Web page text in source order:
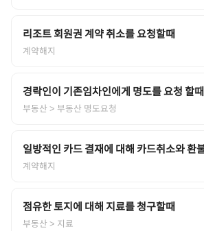
리조트 회원권 계약 취소를 요청할때
계약해지
경락인이 기존임차인에게 명도를 요청 할때
부동산 > 부동산 명도요청
일방적인 카드 결재에 대해 카드취소와 환
계약해지
점유한 토지에 대해 지료를 청구할때
부동산 > 지료